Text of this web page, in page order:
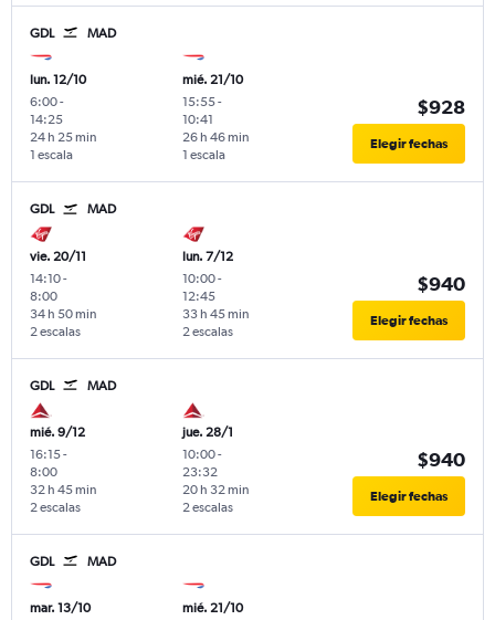
GDL MAD
lun. 12/10
6:00-
14:25
1 escala
24 h 25 min
mié. 21/10
15:55-
10:41
1 escala
26 h 46 min
$928
Elegir fechas
GDL MAD
vie. 20/11
14:10-
8:00
2 escalas
34 h 50 min
lun. 7/12
10:00-
12:45
2 escalas
33 h 45 min
$940
Elegir fechas
GDL MAD
mié. 9/12
16:15-
8:00
2 escalas
32 h 45 min
jue. 28/1
10:00-
23:32
2 escalas
20 h 32 min
$940
Elegir fechas
GDL MAD
mar. 13/10
mié. 21/10